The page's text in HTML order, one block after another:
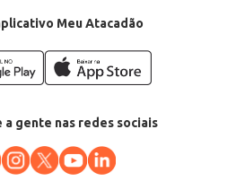
Meu Atacadão
a gente nas redes sociais